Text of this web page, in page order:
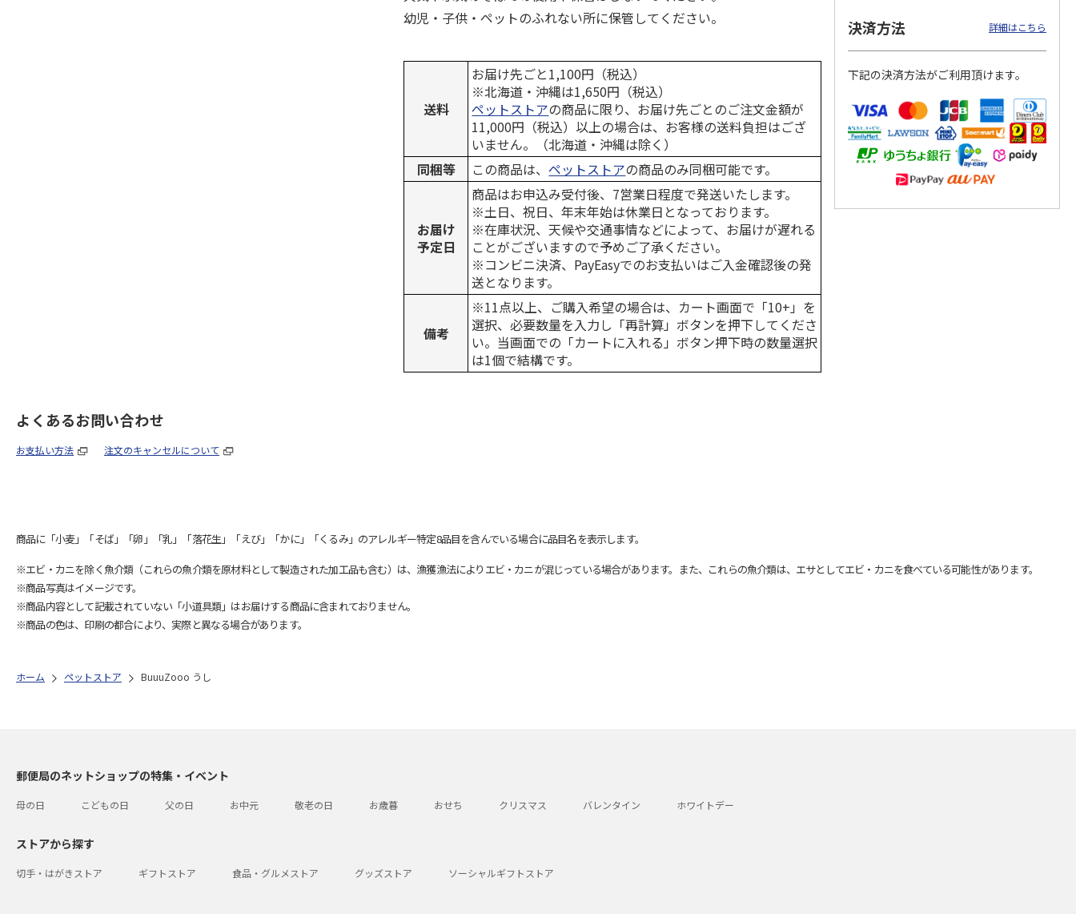
幼児・子供・ペットのふれない所に保管してください。
送料
お届け先ごと1,100円（税込）
※北海道・沖縄は1,650円（税込）
ペットストアの商品に限り、お届け先ごとのご注文金額が
11,000円（税込）以上の場合は、お客様の送料負担はござ
いません。（北海道・沖縄は除く）
同梱等
この商品は、ペットストアの商品のみ同梱可能です。
お届け
予定日
商品はお申込み受付後、7営業日程度で発送いたします。
※土日、祝日、年末年始は休業日となっております。
※在庫状況、天候や交通事情などによって、お届けが遅れる
ことがございますので予めご了承ください。
※コンビニ決済、PayEasyでのお支払いはご入金確認後の発
送となります。
備考
※11点以上、ご購入希望の場合は、カート画面で「10+」を
選択、必要数量を入力し「再計算」ボタンを押下してくださ
い。当画面での「カートに入れる」ボタン押下時の数量選択
は1個で結構です。
決済方法 詳細はこちら
下記の決済方法がご利用頂けます。
よくあるお問い合わせ
お支払い方法 注文のキャンセルについて
商品に「小麦」「そば」「卵」「乳」「落花生」「えび」「かに」「くるみ」のアレルギー特定8品目を含んでいる場合に品目名を表示します。
※エビ・カニを除く魚介類（これらの魚介類を原材料として製造された加工品も含む）は、漁獲漁法によりエビ・カニが混じっている場合があります。また、これらの魚介類は、エサとしてエビ・カニを食べている可能性があります。
※商品写真はイメージです。
※商品内容として記載されていない「小道具類」はお届けする商品に含まれておりません。
※商品の色は、印刷の都合により、実際と異なる場合があります。
ホーム ペットストア BuuuZooo うし
郵便局のネットショップの特集・イベント
母の日 こどもの日 父の日 お中元 敬老の日 お歳暮 おせち クリスマス バレンタイン ホワイトデー
ストアから探す
切手・はがきストア ギフトストア 食品・グルメストア グッズストア ソーシャルギフトストア